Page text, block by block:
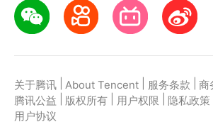
关于腾讯 About Tencent 服务条款 商
腾讯公益
版权所有 用户权限 隐私政策
用户协议